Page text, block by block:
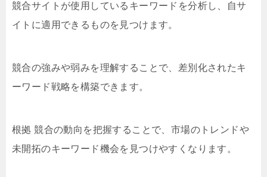
競合サイトが使用しているキーワードを分析し、自サ
イトに適用できるものを見つけます。
競合の強みや弱みを理解することで、差別化されたキ
ーワード戦略を構築できます。
根拠 競合の動向を把握することで、市場のトレンドや
未開拓のキーワード機会を見つけやすくなります。